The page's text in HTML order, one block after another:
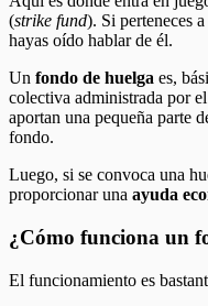
(strike fund). Si perteneces
hayas oído hablar de él.
Un fondo de huelga es,
colectiva administrada por
aportan una pequeña parte
fondo.
Luego, si se convoca una
proporcionar una ayuda
¿Cómo funciona un
El funcionamiento es